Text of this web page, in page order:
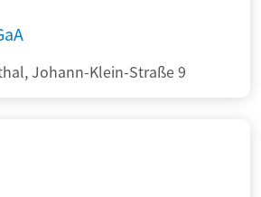
Johann-Klein-Straße 9